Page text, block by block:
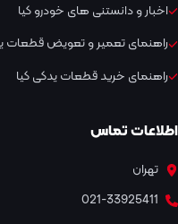
اخبار و دانستنی های خودرو کیا
راهنمای تعمیر و تعویض قطعات
راهنمای خرید قطعات یدکی کیا
اطلاعات تماس
تهران
021-33925411